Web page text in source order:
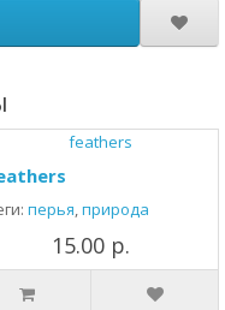
перья,природа
15.00 р.